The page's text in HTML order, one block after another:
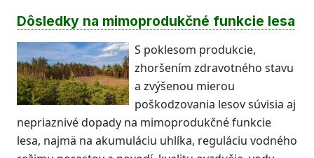
Dôsledky na mimoprodukčné funkcie lesa
S poklesom produkcie,
zhoršením zdravotného stavu
a zvýšenou mierou
poškodzovania lesov súvisia aj
nepriaznivé dopady na mimoprodukčné funkcie
lesa, najmä na akumuláciu uhlíka, reguláciu vodného